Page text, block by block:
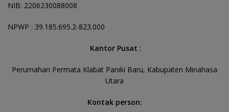
NIB: 2206230088008
NPWP : 39.185.695.2-823.000
Kantor Pusat :
Perumahan Permata Klabat Paniki Baru, Kabupaten Minahasa
Utara
Kontak person: